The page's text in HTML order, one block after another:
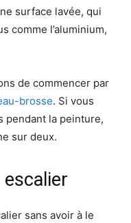
surface lavée, qui
comme l’aluminium,
de commencer par
brosse. Si vous
pendant la peinture,
sur deux.
escalier
sans avoir à le